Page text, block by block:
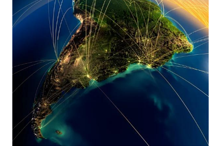
MARIA SONZINI
Aviación Comercial
Aviación General